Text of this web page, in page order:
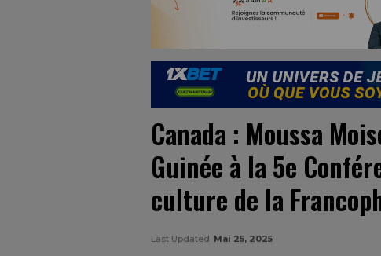
Canada : Moussa
Guinée à la 5e
culture de la
Last Updated Mai 25, 2025